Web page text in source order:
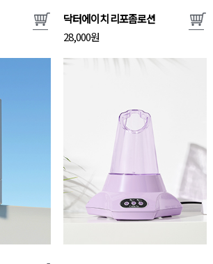
닥터에이치 리포좀로션
28,000원